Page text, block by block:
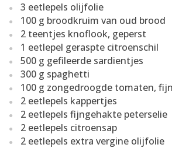
3 eetlepels olijfolie
100 g broodkruim van oud brood
2 teentjes knoflook, geperst
1 eetlepel geraspte citroenschil
500 g gefileerde sardientjes
300 g spaghetti
100 g zongedroogde tomaten,
2 eetlepels kappertjes
2 eetlepels fijngehakte peterselie
2 eetlepels citroensap
2 eetlepels extra vergine olijfolie